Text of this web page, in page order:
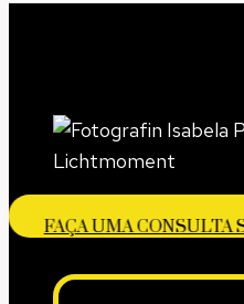
FAÇA UMA CONSULTA